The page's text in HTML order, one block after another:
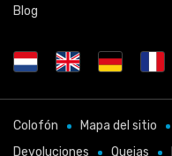
Blog
Colofón Mapa del sitio
Devoluciones
Quejas